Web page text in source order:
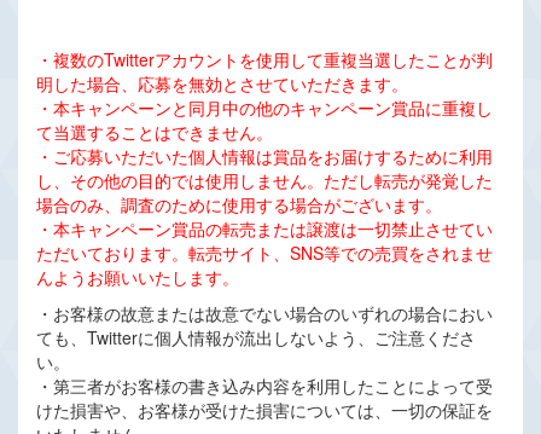
・複数のTwitterアカウントを使用して重複当選したことが判
明した場合、応募を無効とさせていただきます。
・本キャンペーンと同月中の他のキャンペーン賞品に重複し
て当選することはできません。
・ご応募いただいた個人情報は賞品をお届けするために利用
し、その他の目的では使用しません。ただし転売が発覚した
場合のみ、調査のために使用する場合がございます。
・本キャンペーン賞品の転売または譲渡は一切禁止させてい
ただいております。転売サイト、SNS等での売買をされませ
んようお願いいたします。
・お客様の故意または故意でない場合のいずれの場合におい
ても、Twitterに個人情報が流出しないよう、ご注意くださ
い。
・第三者がお客様の書き込み内容を利用したことによって受
けた損害や、お客様が受けた損害については、一切の保証を